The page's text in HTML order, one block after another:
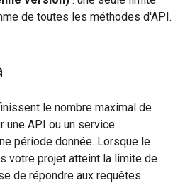
de toutes les méthodes d'API.
le nombre maximal de
une API ou un service
période donnée. Lorsque le
votre projet atteint la limite de
de répondre aux requêtes.